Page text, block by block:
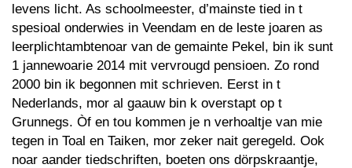
levens licht. As schoolmeester, d’mainste tied in t
spesioal onderwies in Veendam en de leste joaren as
leerplichtambtenoar van de gemainte Pekel, bin ik sunt
1 jannewoarie 2014 mit vervrougd pensioen. Zo rond
2000 bin ik begonnen mit schrieven. Eerst in t
Nederlands, mor al gaauw bin k overstapt op t
Grunnegs. Òf en tou kommen je n verhoaltje van mie
tegen in Toal en Taiken, mor zeker nait geregeld. Ook
noar aander tiedschriften, boeten ons dörpskraantje,